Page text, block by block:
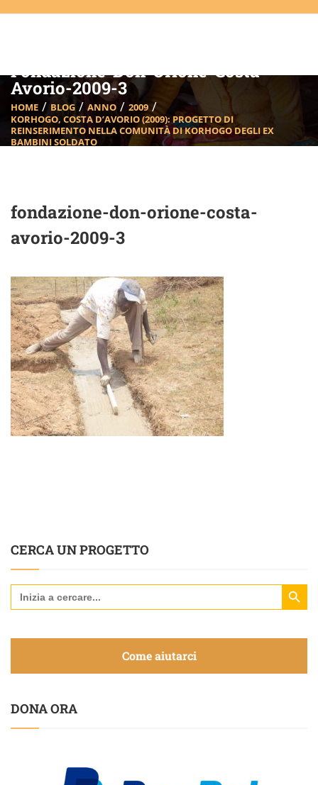
Fondazione-Don-Orione-Costa-
Avorio-2009-3
HOME BLOG ANNO
2009
KORHOGO, COSTA D’AVORIO (2009): PROGETTO DI
REINSERIMENTO NELLA COMUNITÀ DI KORHOGO DEGLI EX
BAMBINI SOLDATO
fondazione-don-orione-costa-
avorio-2009-3
CERCA UN PROGETTO
Search
for:
Search
Come aiutarci
DONA ORA